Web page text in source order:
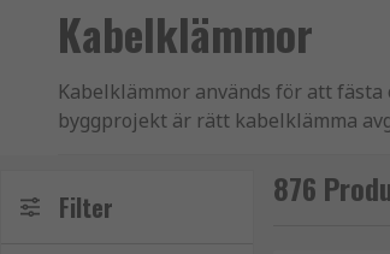
Kabelklämmor
Kabelklämmor används för att
byggprojekt är rätt kabelklämma
Hos oss på RS Components hittar
Fördelar med kabelklämmor
Filter 876